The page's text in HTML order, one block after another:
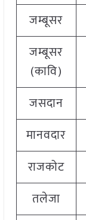
जम्बूसर
जम्बूसर
(कावि)
जसदान
मानवदार
राजकोट
तलेजा